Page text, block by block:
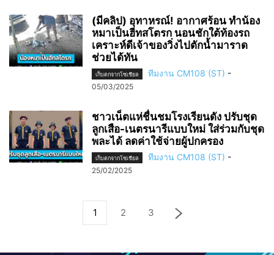
(มีคลิป) อุทาหรณ์! อากาศร้อน ทำน้อง
หมาเป็นฮีทสโตรก นอนชักใต้ท้องรถ
เคราะห์ดีเจ้าของวิ่งไปตักน้ำมาราด
ช่วยได้ทัน
เก็บตกจากโซเชียล ทีมงาน CM108 (ST) -
05/03/2025
ชาวเน็ตแห่ชื่นชมโรงเรียนดัง ปรับชุด
ลูกเสือ-เนตรนารีแบบใหม่ ใส่ร่วมกับชุด
พละได้ ลดค่าใช้จ่ายผู้ปกครอง
เก็บตกจากโซเชียล ทีมงาน CM108 (ST) -
25/02/2025
1 2 3